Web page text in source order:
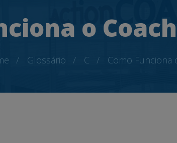
o
Glossário C Como Funciona